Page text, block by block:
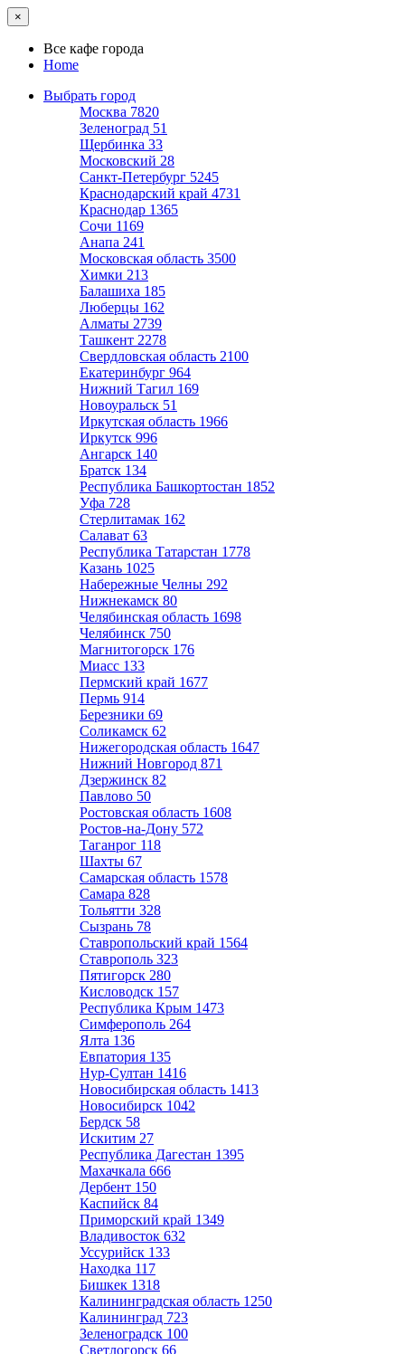
×
Все кафе города
Home
Выбрать город
Москва 7820
Зеленоград 51
Щербинка 33
Московский 28
Санкт-Петербург 5245
Краснодарский край 4731
Краснодар 1365
Сочи 1169
Анапа 241
Московская область 3500
Химки 213
Балашиха 185
Люберцы 162
Алматы 2739
Ташкент 2278
Свердловская область 2100
Екатеринбург 964
Нижний Тагил 169
Новоуральск 51
Иркутская область 1966
Иркутск 996
Ангарск 140
Братск 134
Республика Башкортостан 1852
Уфа 728
Стерлитамак 162
Салават 63
Республика Татарстан 1778
Казань 1025
Набережные Челны 292
Нижнекамск 80
Челябинская область 1698
Челябинск 750
Магнитогорск 176
Миасс 133
Пермский край 1677
Пермь 914
Березники 69
Соликамск 62
Нижегородская область 1647
Нижний Новгород 871
Дзержинск 82
Павлово 50
Ростовская область 1608
Ростов-на-Дону 572
Таганрог 118
Шахты 67
Самарская область 1578
Самара 828
Тольятти 328
Сызрань 78
Ставропольский край 1564
Ставрополь 323
Пятигорск 280
Кисловодск 157
Республика Крым 1473
Симферополь 264
Ялта 136
Евпатория 135
Нур-Султан 1416
Новосибирская область 1413
Новосибирск 1042
Бердск 58
Искитим 27
Республика Дагестан 1395
Махачкала 666
Дербент 150
Каспийск 84
Приморский край 1349
Владивосток 632
Уссурийск 133
Находка 117
Бишкек 1318
Калининградская область 1250
Калининград 723
Зеленоградск 100
Светлогорск 66